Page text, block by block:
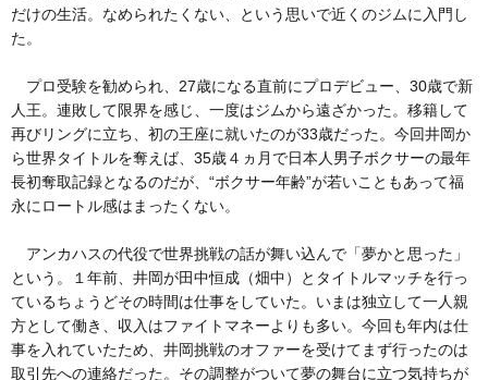
だけの生活。なめられたくない、という思いで近くのジムに入門し
た。
プロ受験を勧められ、27歳になる直前にプロデビュー、30歳で新
人王。連敗して限界を感じ、一度はジムから遠ざかった。移籍して
再びリングに立ち、初の王座に就いたのが33歳だった。今回井岡か
ら世界タイトルを奪えば、35歳４ヵ月で日本人男子ボクサーの最年
長初奪取記録となるのだが、“ボクサー年齢”が若いこともあって福
永にロートル感はまったくない。
アンカハスの代役で世界挑戦の話が舞い込んで「夢かと思った」
という。１年前、井岡が田中恒成（畑中）とタイトルマッチを行っ
ているちょうどその時間は仕事をしていた。いまは独立して一人親
方として働き、収入はファイトマネーよりも多い。今回も年内は仕
事を入れていたため、井岡挑戦のオファーを受けてまず行ったのは
取引先への連絡だった。その調整がついて夢の舞台に立つ気持ちが